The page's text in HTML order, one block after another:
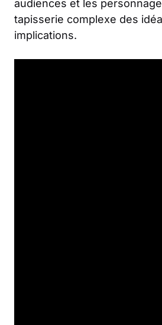
audiences et les
tapisserie complexe des
implications.